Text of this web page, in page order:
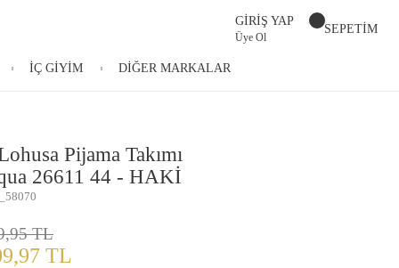
GİRİŞ YAP
Üye Ol
SEPETİM
İÇ GİYİM DİĞER MARKALAR
Pijama Takımı
26611 44 - HAKİ
TL
TL